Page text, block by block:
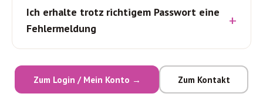
Ich erhalte trotz richtigem Passwort eine
Fehlermeldung
Zum Login / Mein Konto → Zum Kontakt